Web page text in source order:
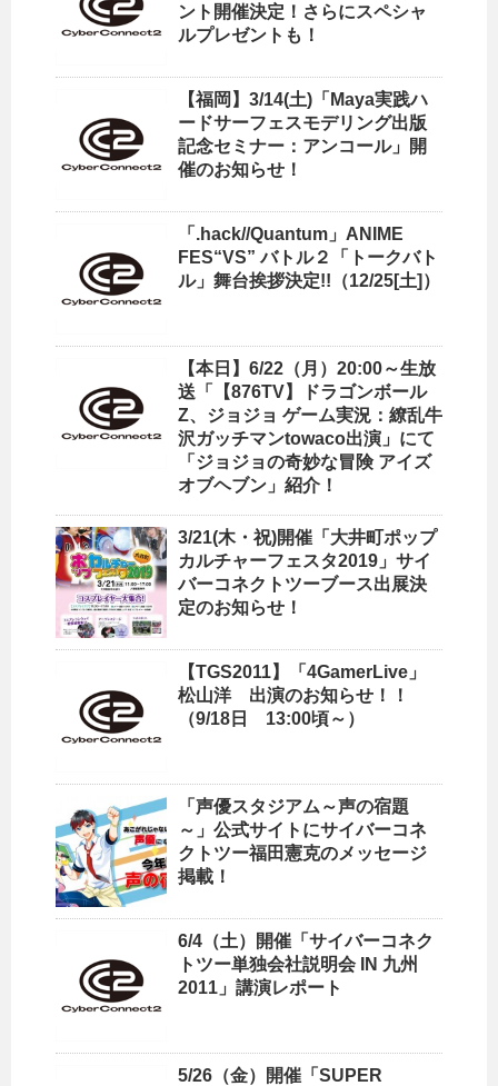
ント開催決定！さらにスペシャ
ルプレゼントも！
【福岡】3/14(土)「Maya実践ハ
ードサーフェスモデリング出版
記念セミナー：アンコール」開
催のお知らせ！
「.hack//Quantum」ANIME
FES“VS” バトル２「トークバト
ル」舞台挨拶決定!!（12/25[土]）
【本日】6/22（月）20:00～生放
送「【876TV】ドラゴンボール
Z、ジョジョ ゲーム実況：繚乱牛
沢ガッチマンtowaco出演」にて
「ジョジョの奇妙な冒険 アイズ
オブヘブン」紹介！
3/21(木・祝)開催「大井町ポップ
カルチャーフェスタ2019」サイ
バーコネクトツーブース出展決
定のお知らせ！
【TGS2011】「4GamerLive」
松山洋 出演のお知らせ！！
（9/18日 13:00頃～）
「声優スタジアム～声の宿題
～」公式サイトにサイバーコネ
クトツー福田憲克のメッセージ
掲載！
6/4（土）開催「サイバーコネク
トツー単独会社説明会 IN 九州
2011」講演レポート
5/26（金）開催「SUPER